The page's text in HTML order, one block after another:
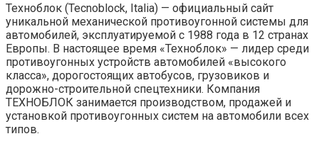
Техноблок (Tecnoblock, Italia) — официальный сайт
уникальной механической противоугонной системы для
автомобилей, эксплуатируемой с 1988 года в 12 странах
Европы. В настоящее время «Техноблок» — лидер среди
противоугонных устройств автомобилей «высокого
класса», дорогостоящих автобусов, грузовиков и
дорожно-строительной спецтехники. Компания
ТЕХНОБЛОК занимается производством, продажей и
установкой противоугонных систем на автомобили всех
типов.